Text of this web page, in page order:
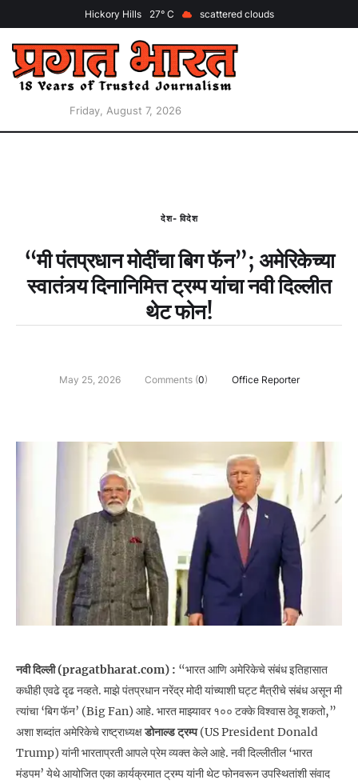
Hickory Hills 27 scattered clouds
Friday, August 7, 2026
देश- विदेश
“मी पंतप्रधान मोदींचा बिग फॅन”; अमेरिकेच्या
स्वातंत्र्य दिनानिमित्त ट्रम्प यांचा नवी दिल्लीत
थेट फोन!
May 25, 2026 Comments (0) Office Reporter
नवी दिल्ली (pragatbharat.com) : “भारत आणि अमेरिकेचे संबंध इतिहासात
कधीही एवढे दृढ नव्हते. माझे पंतप्रधान नरेंद्र मोदी यांच्याशी घट्ट मैत्रीचे संबंध असून मी
त्यांचा ‘बिग फॅन’ (Big Fan) आहे. भारत माझ्यावर १०० टक्के विश्वास ठेवू शकतो,”
अशा शब्दांत अमेरिकेचे राष्ट्राध्यक्षडोनाल्ड ट्रम्प(US President Donald
Trump) यांनी भारताप्रती आपले प्रेम व्यक्त केले आहे. नवी दिल्लीतील ‘भारत
मंडपम’ येथे आयोजित एका कार्यक्रमात ट्रम्प यांनी थेट फोनवरून उपस्थितांशी संवाद